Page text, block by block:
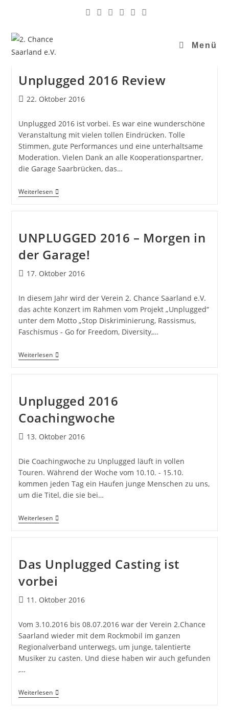
Menü
Unplugged 2016 Review
22. Oktober 2016
Unplugged 2016 ist vorbei. Es war eine wunderschöne
Veranstaltung mit vielen tollen Eindrücken. Tolle
Stimmen, gute Performances und eine unterhaltsame
Moderation. Vielen Dank an alle Kooperationspartner,
die Garage Saarbrücken, das…
Weiterlesen
UNPLUGGED 2016 – Morgen in
der Garage!
17. Oktober 2016
In diesem Jahr wird der Verein 2. Chance Saarland e.V.
das achte Konzert im Rahmen vom Projekt „Unplugged“
unter dem Motto „Stop Diskriminierung, Rassismus,
Faschismus - Go for Freedom, Diversity,…
Weiterlesen
Unplugged 2016
Coachingwoche
13. Oktober 2016
Die Coachingwoche zu Unplugged läuft in vollen
Touren. Während der Woche vom 10.10. - 15.10.
kommen jeden Tag ein Haufen junge Menschen zu uns,
um die Titel, die sie bei…
Weiterlesen
Das Unplugged Casting ist
vorbei
11. Oktober 2016
Vom 3.10.2016 bis 08.07.2016 war der Verein 2.Chance
Saarland wieder mit dem Rockmobil im ganzen
Regionalverband unterwegs, um junge, talentierte
Musiker zu casten. Und diese haben wir auch gefunden
,…
Weiterlesen